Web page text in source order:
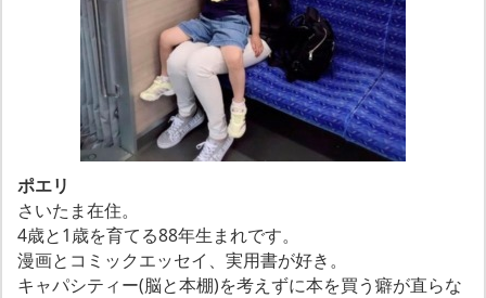
ポエリ
さいたま在住。
4歳と1歳を育てる88年生まれです。
漫画とコミックエッセイ、実用書が好き。
キャパシティー(脳と本棚)を考えずに本を買う癖が直らな